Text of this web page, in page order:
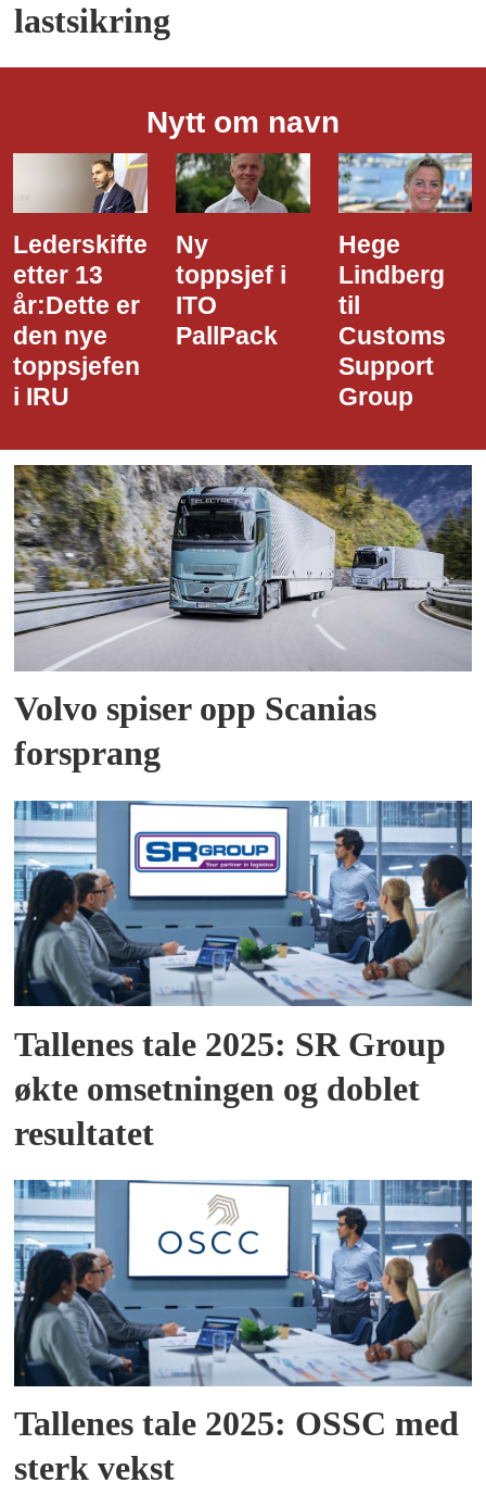
lastsikring
Nytt om navn
Ny
toppsjef i
ITO
PallPack
Hege
Lindberg
til
Customs
Dette er
den nye
i Narvik
Havn
Volvo spiser opp Scanias
forsprang
Tallenes tale 2025: SR Group
økte omsetningen og doblet
resultatet
Tallenes tale 2025: OSSC med
sterk vekst